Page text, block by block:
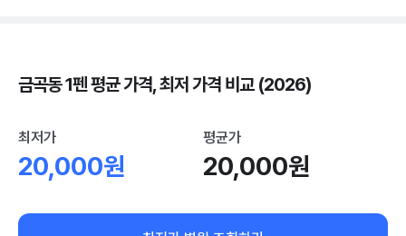
금곡동 1펜 평균 가격, 최저 가격 비교 (2026)
최저가
20,000원
평균가
20,000원